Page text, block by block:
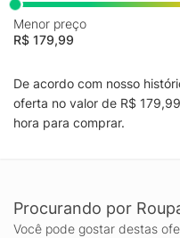
Menor preço
R$ 179,99
De acordo com nosso
oferta no valor de R$
hora para comprar.
Procurando por
Você pode gostar destas